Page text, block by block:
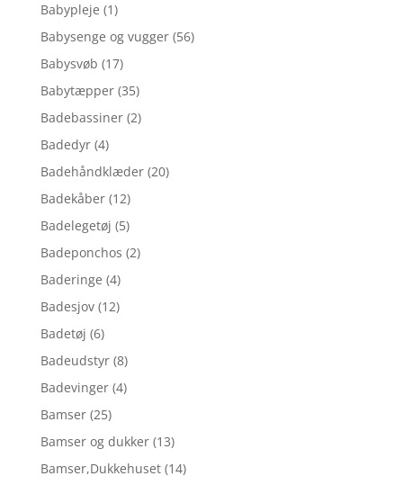
Babypleje (1)
Babysenge og vugger (56)
Babysvøb (17)
Babytæpper (35)
Badebassiner (2)
Badedyr (4)
Badehåndklæder (20)
Badekåber (12)
Badelegetøj (5)
Badeponchos (2)
Baderinge (4)
Badesjov (12)
Badetøj (6)
Badeudstyr (8)
Badevinger (4)
Bamser (25)
Bamser og dukker (13)
Bamser,Dukkehuset (14)